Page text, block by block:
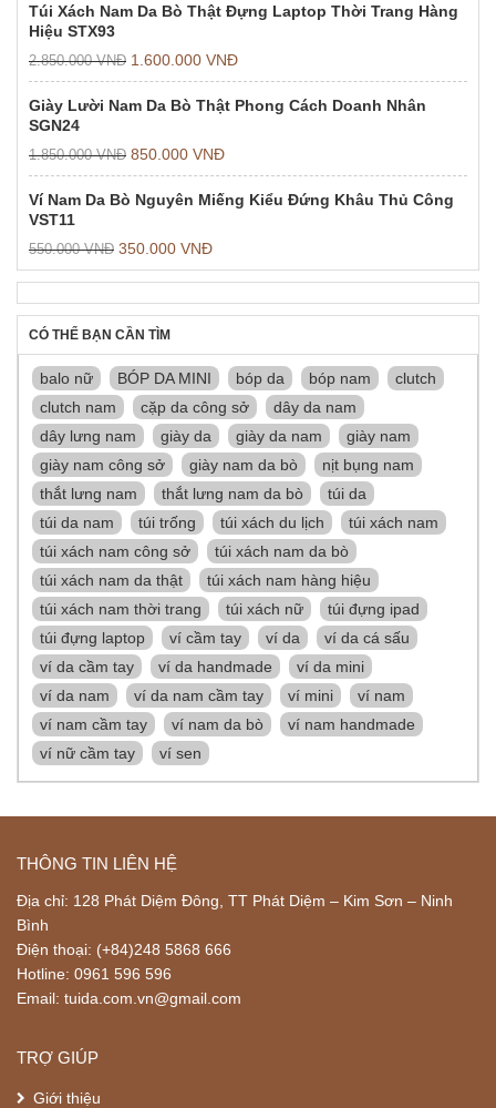
Túi Xách Nam Da Bò Thật Đựng Laptop Thời Trang Hàng
Hiệu STX93
2.850.000VNĐ 1.600.000 VNĐ
Giày Lười Nam Da Bò Thật Phong Cách Doanh Nhân
SGN24
1.850.000VNĐ 850.000 VNĐ
Ví Nam Da Bò Nguyên Miếng Kiểu Đứng Khâu Thủ Công
VST11
550.000VNĐ 350.000 VNĐ
CÓ THỂ BẠN CẦN TÌM
balo nữ BÓP DA MINI bóp da bóp nam
clutch
clutch nam
cặp da công sở
dây da nam
dây lưng nam
giày da giày da nam
giày nam
giày nam công sở
giày nam da bò
nịt bụng nam
thắt lưng nam
thắt lưng nam da bò
túi da
túi da nam
túi trống túi xách du lịch
túi xách nam
túi xách nam công sở
túi xách nam da bò
túi xách nam da thật
túi xách nam hàng hiệu
túi xách nam thời trang
túi xách nữ
túi đựng ipad
túi đựng laptop
ví cầm tay ví da
ví da cá sấu
ví da cầm tay
ví da handmade
ví da mini
ví da nam
ví da nam cầm tay ví mini
ví nam
ví nam cầm tay
ví nam da bò
ví nam handmade
ví nữ cầm tay
ví sen
THÔNG TIN LIÊN HỆ
Địa chỉ: 128 Phát Diệm Đông, TT Phát Diệm – Kim Sơn – Ninh
Bình
Điện thoại: (+84)248 5868 666
Hotline: 0961 596 596
Email: tuida.com.vn@gmail.com
TRỢ GIÚP
Giới thiệu